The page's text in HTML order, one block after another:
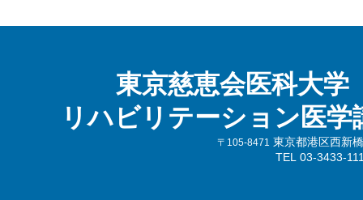
東京慈恵会医科大学
リハビリテーション医学
〒105-8471
東京都港区西新
TEL 03-3433-